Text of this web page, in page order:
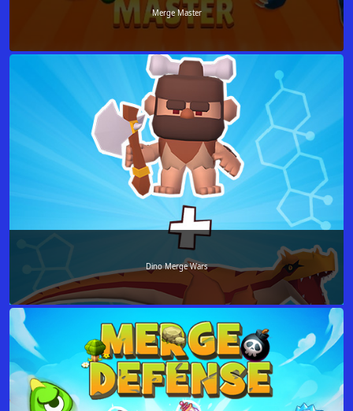
Merge Master
Dino Merge Wars